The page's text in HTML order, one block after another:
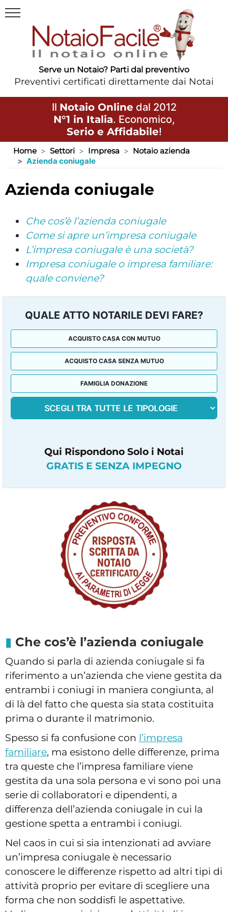
Serve un Notaio? Parti dal preventivo
Preventivi certificati direttamente dai Notai
Il Notaio Online dal 2012
N°1 in Italia. Economico,
Serio e Affidabile!
Home Settori Impresa
Notaio azienda
Azienda coniugale
azienda coniugale
Che cos’è l’azienda coniugale
Come si apre un’impresa coniugale
L’impresa coniugale è una società?
Impresa coniugale o impresa familiare:
quale conviene?
QUALE ATTO NOTARILE DEVI FARE?
ACQUISTO CASA CON MUTUO
ACQUISTO CASA SENZA MUTUO
FAMIGLIA DONAZIONE
Qui Rispondono Solo i Notai
GRATIS E SENZA IMPEGNO
Che cos’è l’azienda coniugale
Quando si parla di azienda coniugale si fa
riferimento a un’azienda che viene gestita da
entrambi i coniugi in maniera congiunta, al
di là del fatto che questa sia stata costituita
prima o durante il matrimonio.
Spesso si fa confusione con l’impresa
familiare, ma esistono delle differenze, prima
tra queste che l’impresa familiare viene
gestita da una sola persona e vi sono poi una
serie di collaboratori e dipendenti, a
differenza dell’azienda coniugale in cui la
gestione spetta a entrambi i coniugi.
Nel caos in cui si sia intenzionati ad avviare
un’impresa coniugale è necessario
conoscere le differenze rispetto ad altri tipi di
attività proprio per evitare di scegliere una
forma che non soddisfi le aspettative.